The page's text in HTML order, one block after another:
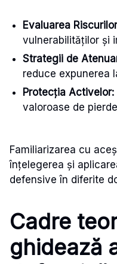
Evaluarea
vulnerabilităților și
Strategii de
reduce expunerea
Protecția Activelor:
valoroase de
Familiarizarea cu
înțelegerea și
defensive în diferite
Cadre
ghidează